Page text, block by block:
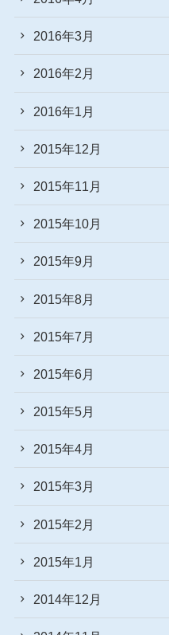
2016年3月
2016年2月
2016年1月
2015年12月
2015年11月
2015年10月
2015年9月
2015年8月
2015年7月
2015年6月
2015年5月
2015年4月
2015年3月
2015年2月
2015年1月
2014年12月